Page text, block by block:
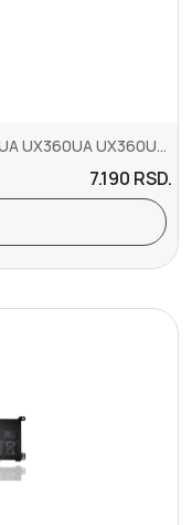
Baterija za laptop Asus ZenBook Q324UA UX360UA UX360UA-C4010T UX360...
7.190 RSD.